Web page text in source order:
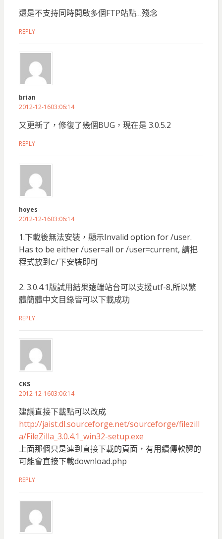
還是不支持同時開啟多個FTP站點…殘念
REPLY
brian
2012-12-1603:06:14
又更新了，修復了幾個BUG，現在是 3.0.5.2
REPLY
hoyes
2012-12-1603:06:14
1.下載後無法安裝，顯示Invalid option for /user.
Has to be either /user=all or /user=current, 請把
程式放到c:/下安裝即可
2. 3.0.4.1版試用結果遠端站台可以支援utf-8,所以繁
體簡體中文目錄皆可以下載成功
REPLY
CKS
2012-12-1603:06:14
建議直接下載點可以改成
http://jaist.dl.sourceforge.net/sourceforge/filezill
a/FileZilla_3.0.4.1_win32-setup.exe
上面那個只是連到直接下載的頁面，有用續傳軟體的
可能會直接下載download.php
REPLY